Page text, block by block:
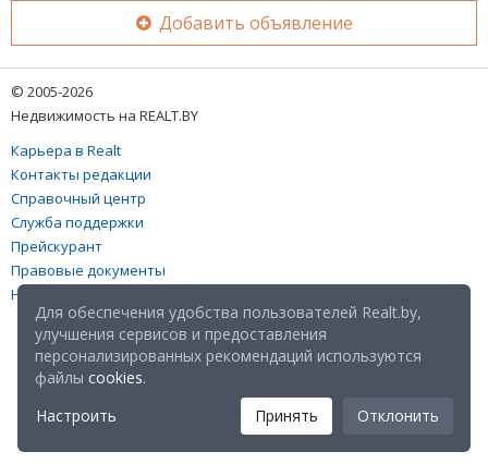
Добавить объявление
© 2005-2026
Недвижимость на REALT.BY
Карьера в Realt
Контакты редакции
Справочный центр
Служба поддержки
Прейскурант
Правовые документы
Настройка файлов cookies
Для обеспечения удобства пользователей Realt.by,
улучшения сервисов и предоставления
персонализированных рекомендаций используются
файлы cookies.
Настроить
Принять Отклонить